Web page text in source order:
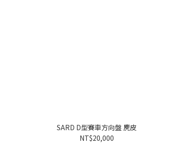
SARD D型賽車方向盤 麂皮
NT$20,000